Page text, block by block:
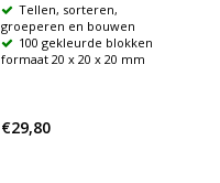
Tellen, sorteren,
groeperen en bouwen
100 gekleurde blokken
formaat 20 x 20 x 20 mm
€29,80